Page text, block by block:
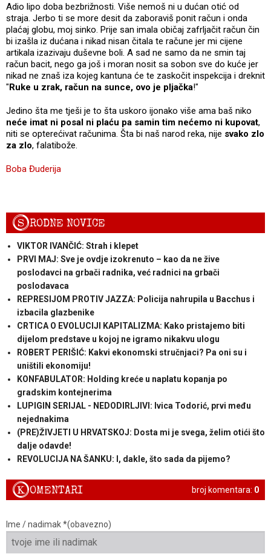
Adio lipo doba bezbrižnosti. Više nemoš ni u dućan otić od
straja. Jerbo ti se more desit da zaboraviš ponit račun i onda
plaćaj globu, moj sinko. Prije san imala običaj zafrljačit račun čin
bi izašla iz dućana i nikad nisan čitala te račune jer mi cijene
artikala izazivaju duševne boli. A sad ne samo da ne smin taj
račun bacit, nego ga još i moran nosit sa sobon sve do kuće jer
nikad ne znaš iza kojeg kantuna će te zaskočit inspekcija i dreknit
"Ruke u zrak, račun na sunce, ovo je pljačka!"
Jedino šta me tješi je to šta uskoro ijonako više ama baš niko
neće imat ni posal ni plaću pa samin tim nećemo ni kupovat,
niti se opterećivat računima. Šta bi naš narod reka, nije svako zlo
za zlo, falatibože.
Boba Đuderija
SRODNE NOVICE
VIKTOR IVANČIĆ: Strah i klepet
PRVI MAJ: Sve je ovdje izokrenuto – kao da ne žive
poslodavci na grbači radnika, već radnici na grbači
poslodavaca
REPRESIJOM PROTIV JAZZA: Policija nahrupila u Bacchus i
izbacila glazbenike
CRTICA O EVOLUCIJI KAPITALIZMA: Kako pristajemo biti
dijelom predstave u kojoj ne igramo nikakvu ulogu
ROBERT PERIŠIĆ: Kakvi ekonomski stručnjaci? Pa oni su i
uništili ekonomiju!
KONFABULATOR: Holding kreće u naplatu kopanja po
gradskim kontejnerima
LUPIGIN SERIJAL - NEDODIRLJIVI: Ivica Todorić, prvi među
nejednakima
(PRE)ŽIVJETI U HRVATSKOJ: Dosta mi je svega, želim otići što
dalje odavde!
REVOLUCIJA NA ŠANKU: I, dakle, što sada da pijemo?
broj komentara: 0
KOMENTARI
Ime / nadimak *(obavezno)